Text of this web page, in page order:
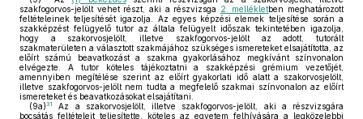
szakfogorvos-jelölt vehet részt, aki a részvizsga 2. mellékletben meghatározott
feltételeinek teljesítését igazolja. Az egyes képzési elemek teljesítése során a
szakképzést felügyelő tutor az általa felügyelt időszak tekintetében igazolja,
hogy a szakorvosjelölt, illetve szakfogorvos-jelölt az adott, tutorált
szakmaterületen a választott szakmájához szükséges ismereteket elsajátította, az
előírt számú beavatkozást a szakma gyakorlásához megkívánt színvonalon
elvégezte. A tutor köteles tájékoztatni a szakképzési grémium vezetőjét,
amennyiben megítélése szerint az előírt gyakorlati idő alatt a szakorvosjelölt,
illetve szakfogorvos-jelölt nem tudta a megfelelő szakmai színvonalon az előírt
ismereteket és beavatkozásokat elsajátítani.
(9a)31
Az a szakorvosjelölt, illetve szakfogorvos-jelölt, aki a részvizsgára
bocsátás feltételeit teljesítette, köteles az egyetem felhívására a legközelebbi